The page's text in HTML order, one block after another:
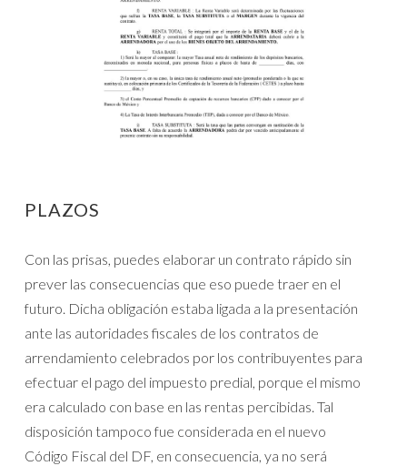
PLAZOS
Con las prisas, puedes elaborar un contrato rápido sin
prever las consecuencias que eso puede traer en el
futuro. Dicha obligación estaba ligada a la presentación
ante las autoridades fiscales de los contratos de
arrendamiento celebrados por los contribuyentes para
efectuar el pago del impuesto predial, porque el mismo
era calculado con base en las rentas percibidas. Tal
disposición tampoco fue considerada en el nuevo
Código Fiscal del DF, en consecuencia, ya no será